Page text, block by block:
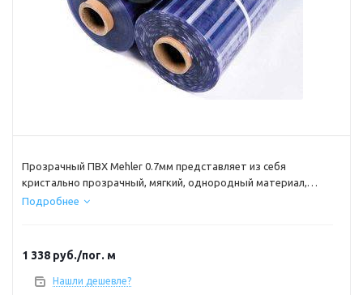
Прозрачный ПВХ Mehler 0.7мм представляет из себя
кристально прозрачный, мягкий, однородный материал,
применяемый для изготовления окон тентовых сооружений,
Цена за 1 п.м 100x140см
Подробнее
1 338 руб./пог. м
Нашли дешевле?